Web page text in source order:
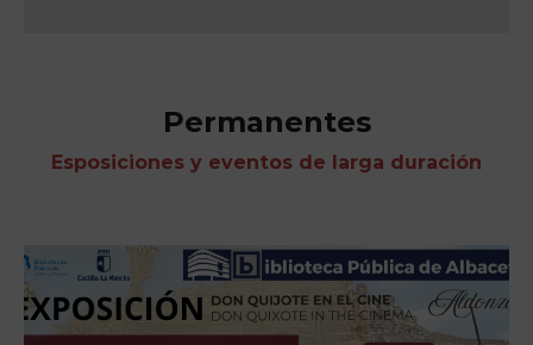
Permanentes
Esposiciones y eventos de larga duración